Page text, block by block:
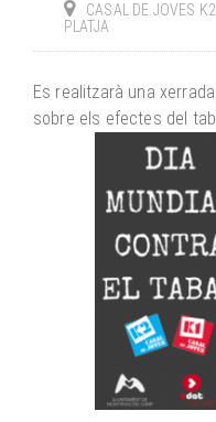
CASAL DE JOVES K2
PLATJA
Es realitzarà una
sobre els efectes del